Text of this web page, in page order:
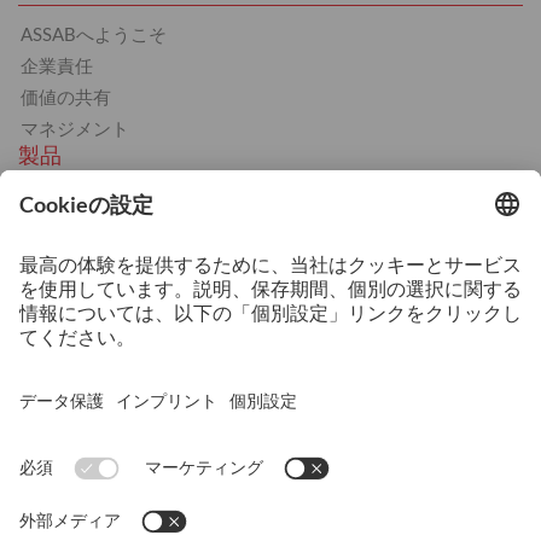
ASSABへようこそ
企業責任
価値の共有
マネジメント
製品
工具鋼
冷間工具鋼
プラスチック金型用鋼
サービス
熱処理
技術相談および技術サポート